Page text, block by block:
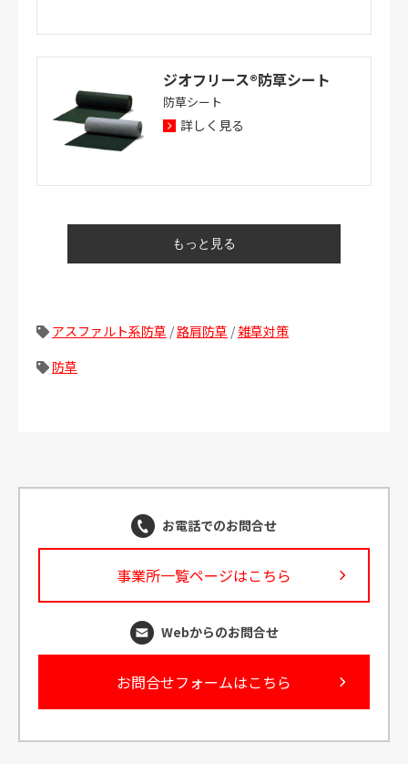
ジオフリース®防草シート
防草シート
詳しく見る
シビックマット®
河川護岸用ブロックマット
アスファルト系防草 / 路肩防草 / 雑草対策
防草
お電話でのお問合せ
事業所一覧ページはこちら
Webからのお問合せ
お問合せフォームはこちら